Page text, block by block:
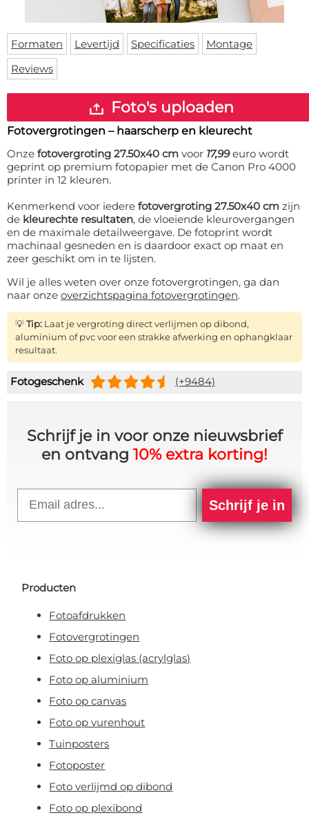
Vloermat
Skateboard deck
Levertijden
Inloggen
WhatsApp
Formaten Levertijd Specificaties
Montage
Reviews
Foto's uploaden
Fotovergrotingen – haarscherp en kleurecht
Onze fotovergroting 27.50x40 cm voor 17,99euro wordt
geprint op premium fotopapier met de Canon Pro 4000
printer in 12 kleuren.
Kenmerkend voor iedere fotovergroting 27.50x40 cm zijn
de kleurechte resultaten, de vloeiende kleurovergangen
en de maximale detailweergave. De fotoprint wordt
machinaal gesneden en is daardoor exact op maat en
zeer geschikt om in te lijsten.
Wil je alles weten over onze fotovergrotingen, ga dan
naar onze overzichtspagina fotovergrotingen.
💡Tip: Laat je vergroting direct verlijmen op dibond,
aluminium of pvc voor een strakke afwerking en ophangklaar
resultaat.
Fotogeschenk (+9484)
Schrijf je in voor onze nieuwsbrief
en ontvang 10% extra korting!
Schrijf je in
Producten
Fotoafdrukken
Fotovergrotingen
Foto op plexiglas (acrylglas)
Foto op aluminium
Foto op canvas
Foto op vurenhout
Tuinposters
Fotoposter
Foto verlijmd op dibond
Foto op plexibond